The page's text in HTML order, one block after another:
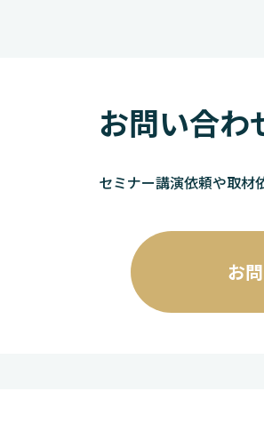
お問い合わ
セミナー講演依頼や取材
お